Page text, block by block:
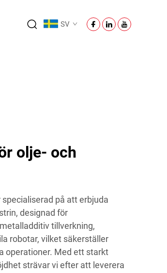
SV
olje- och
på att erbjuda
designad för
tillverkning,
robotar, vilket säkerställer
operationer. Med ett starkt
strävar vi efter att leverera